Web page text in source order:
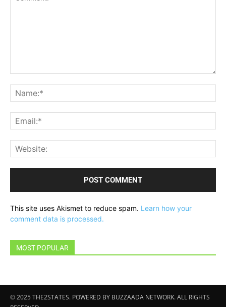
This site uses Akismet to reduce spam. Learn how your
comment data is processed.
MOST POPULAR
© 2025 THE2STATES. POWERED BY BUZZAADA NETWORK. ALL RIGHTS